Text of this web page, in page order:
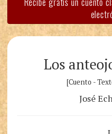
Los
[Cuento -
José